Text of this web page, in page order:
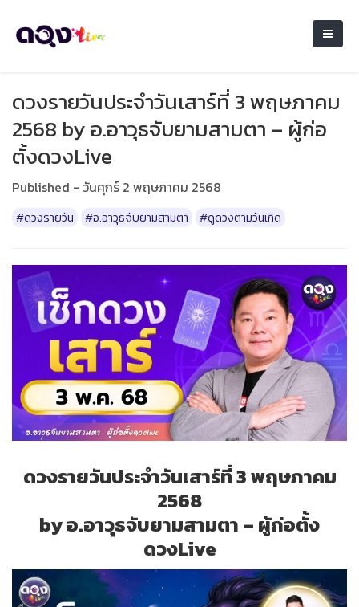
ดวงรายวันประจำวันเสาร์ที่ 3 พฤษภาคม
2568 by อ.อาวุธจับยามสามตา – ผู้ก่อ
ตั้งดวงLive
Published - วันศุกร์ 2 พฤษภาคม 2568
#ดวงรายวัน #อ.อาวุธจับยามสามตา #ดูดวงตามวันเกิด
ดวงรายวันประจำวันเสาร์ที่ 3 พฤษภาคม
2568
by อ.อาวุธจับยามสามตา – ผู้ก่อตั้ง
ดวงLive